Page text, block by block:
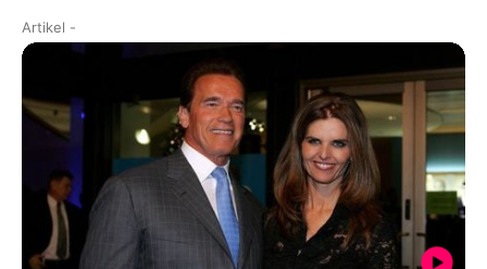
Artikel -